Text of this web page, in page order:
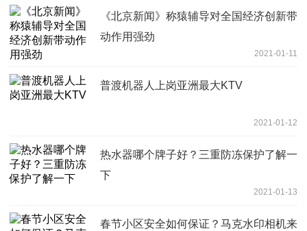
《北京新闻》称猿辅导对全国经济创新带
动作用强劲
2021-01-11
普渡机器人上岗亚洲最大KTV
2021-01-12
热水器哪个牌子好？三重防冻保护了解一
下
2021-01-13
春节小区安全如何保证？马克水印相机来